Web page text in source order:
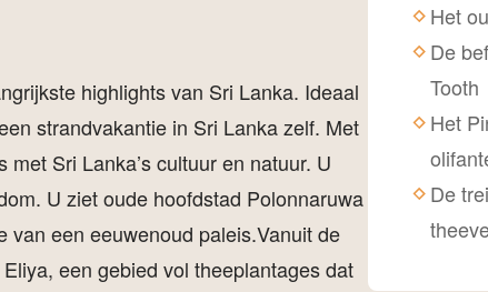
highlights van Sri Lanka. Ideaal
strandvakantie in Sri Lanka zelf. Met
Sri Lanka’s cultuur en natuur. U
U ziet oude hoofdstad Polonnaruwa
een eeuwenoud paleis.Vanuit de
een gebied vol theeplantages dat
Het
De
Tooth
Het
De